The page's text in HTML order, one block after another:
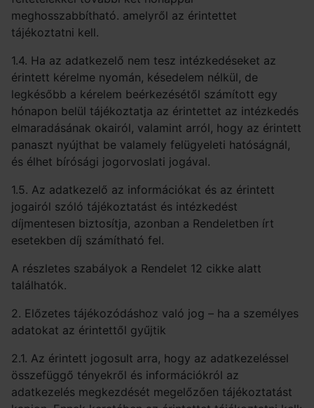
meghosszabbítható. amelyről az érintettet
tájékoztatni kell.
1.4. Ha az adatkezelő nem tesz intézkedéseket az
érintett kérelme nyomán, késedelem nélkül, de
legkésőbb a kérelem beérkezésétől számított egy
hónapon belül tájékoztatja az érintettet az intézkedés
elmaradásának okairól, valamint arról, hogy az érintett
panaszt nyújthat be valamely felügyeleti hatóságnál,
és élhet bírósági jogorvoslati jogával.
1.5. Az adatkezelő az információkat és az érintett
jogairól szóló tájékoztatást és intézkedést
díjmentesen biztosítja, azonban a Rendeletben írt
esetekben díj számítható fel.
A részletes szabályok a Rendelet 12 cikke alatt
találhatók.
2. Előzetes tájékozódáshoz való jog – ha a személyes
adatokat az érintettől gyűjtik
2.1. Az érintett jogosult arra, hogy az adatkezeléssel
összefüggő tényekről és információkról az
adatkezelés megkezdését megelőzően tájékoztatást